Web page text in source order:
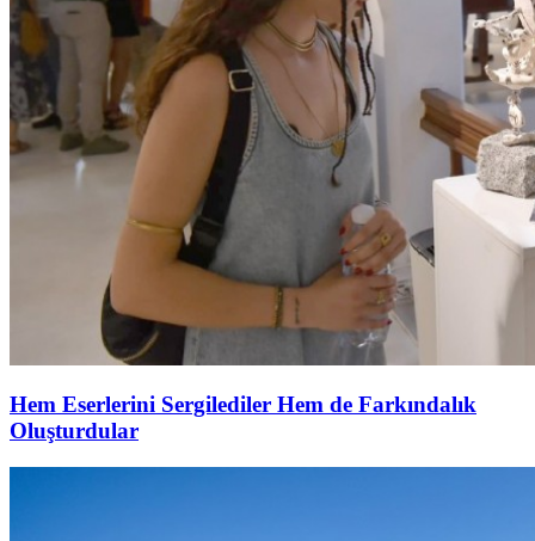
Hem Eserlerini Sergilediler Hem de Farkındalık
Oluşturdular